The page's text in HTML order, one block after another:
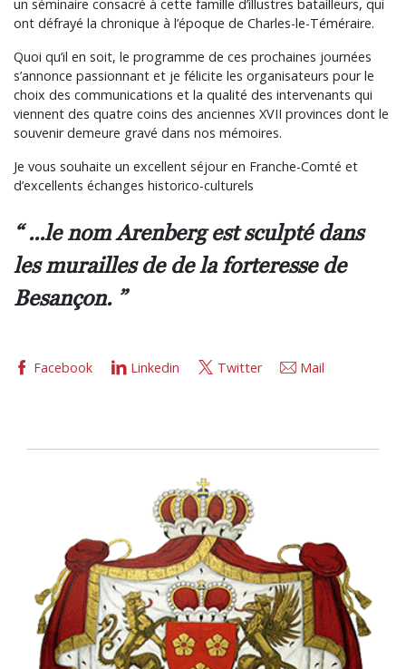
un séminaire consacré à cette famille d’illustres batailleurs, qui
ont défrayé la chronique à l’époque de Charles-le-Téméraire.
Quoi qu’il en soit, le programme de ces prochaines journées
s’annonce passionnant et je félicite les organisateurs pour le
choix des communications et la qualité des intervenants qui
viennent des quatre coins des anciennes XVII provinces dont le
souvenir demeure gravé dans nos mémoires.
Je vous souhaite un excellent séjour en Franche-Comté et
d’excellents échanges historico-culturels
...le nom Arenberg est sculpté dans
les murailles de de la forteresse de
Besançon.
Facebook Linkedin Twitter Mail